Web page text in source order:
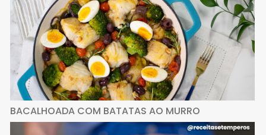
BACALHOADA COM BATATAS AO MURRO